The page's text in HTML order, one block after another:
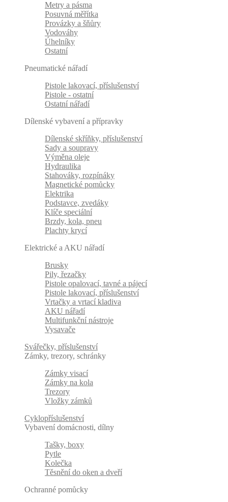
Metry a pásma
Posuvná měřítka
Provázky a šňůry
Vodováhy
Úhelníky
Ostatní
Pneumatické nářadí
Pistole lakovací, příslušenství
Pistole - ostatní
Ostatní nářadí
Dílenské vybavení a přípravky
Dílenské skříňky, příslušenství
Sady a soupravy
Výměna oleje
Hydraulika
Stahováky, rozpínáky
Magnetické pomůcky
Elektrika
Podstavce, zvedáky
Klíče speciální
Brzdy, kola, pneu
Plachty krycí
Elektrické a AKU nářadí
Brusky
Pily, řezačky
Pistole opalovací, tavné a pájecí
Pistole lakovací, příslušenství
Vrtačky a vrtací kladiva
AKU nářadí
Multifunkční nástroje
Vysavače
Svářečky, příslušenství
Zámky, trezory, schránky
Zámky visací
Zámky na kola
Trezory
Vložky zámků
Cyklopříslušenství
Vybavení domácnosti, dílny
Tašky, boxy
Pytle
Kolečka
Těsnění do oken a dveří
Ochranné pomůcky